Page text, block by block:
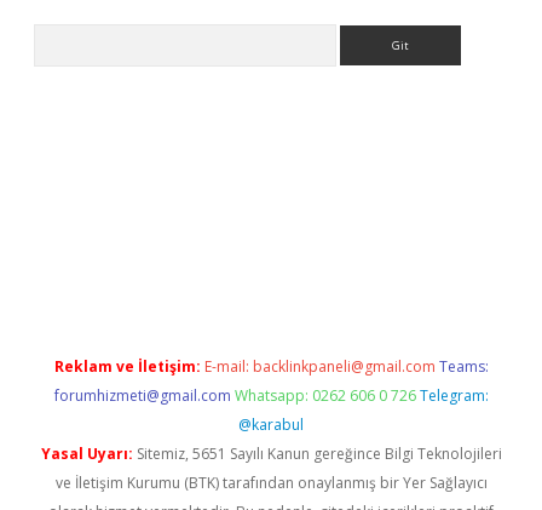
Reklam ve İletişim: E-mail: backlinkpaneli@gmail.com Teams:
forumhizmeti@gmail.com Whatsapp: 0262 606 0 726 Telegram:
@karabul
Yasal Uyarı: Sitemiz, 5651 Sayılı Kanun gereğince Bilgi Teknolojileri
ve İletişim Kurumu (BTK) tarafından onaylanmış bir Yer Sağlayıcı